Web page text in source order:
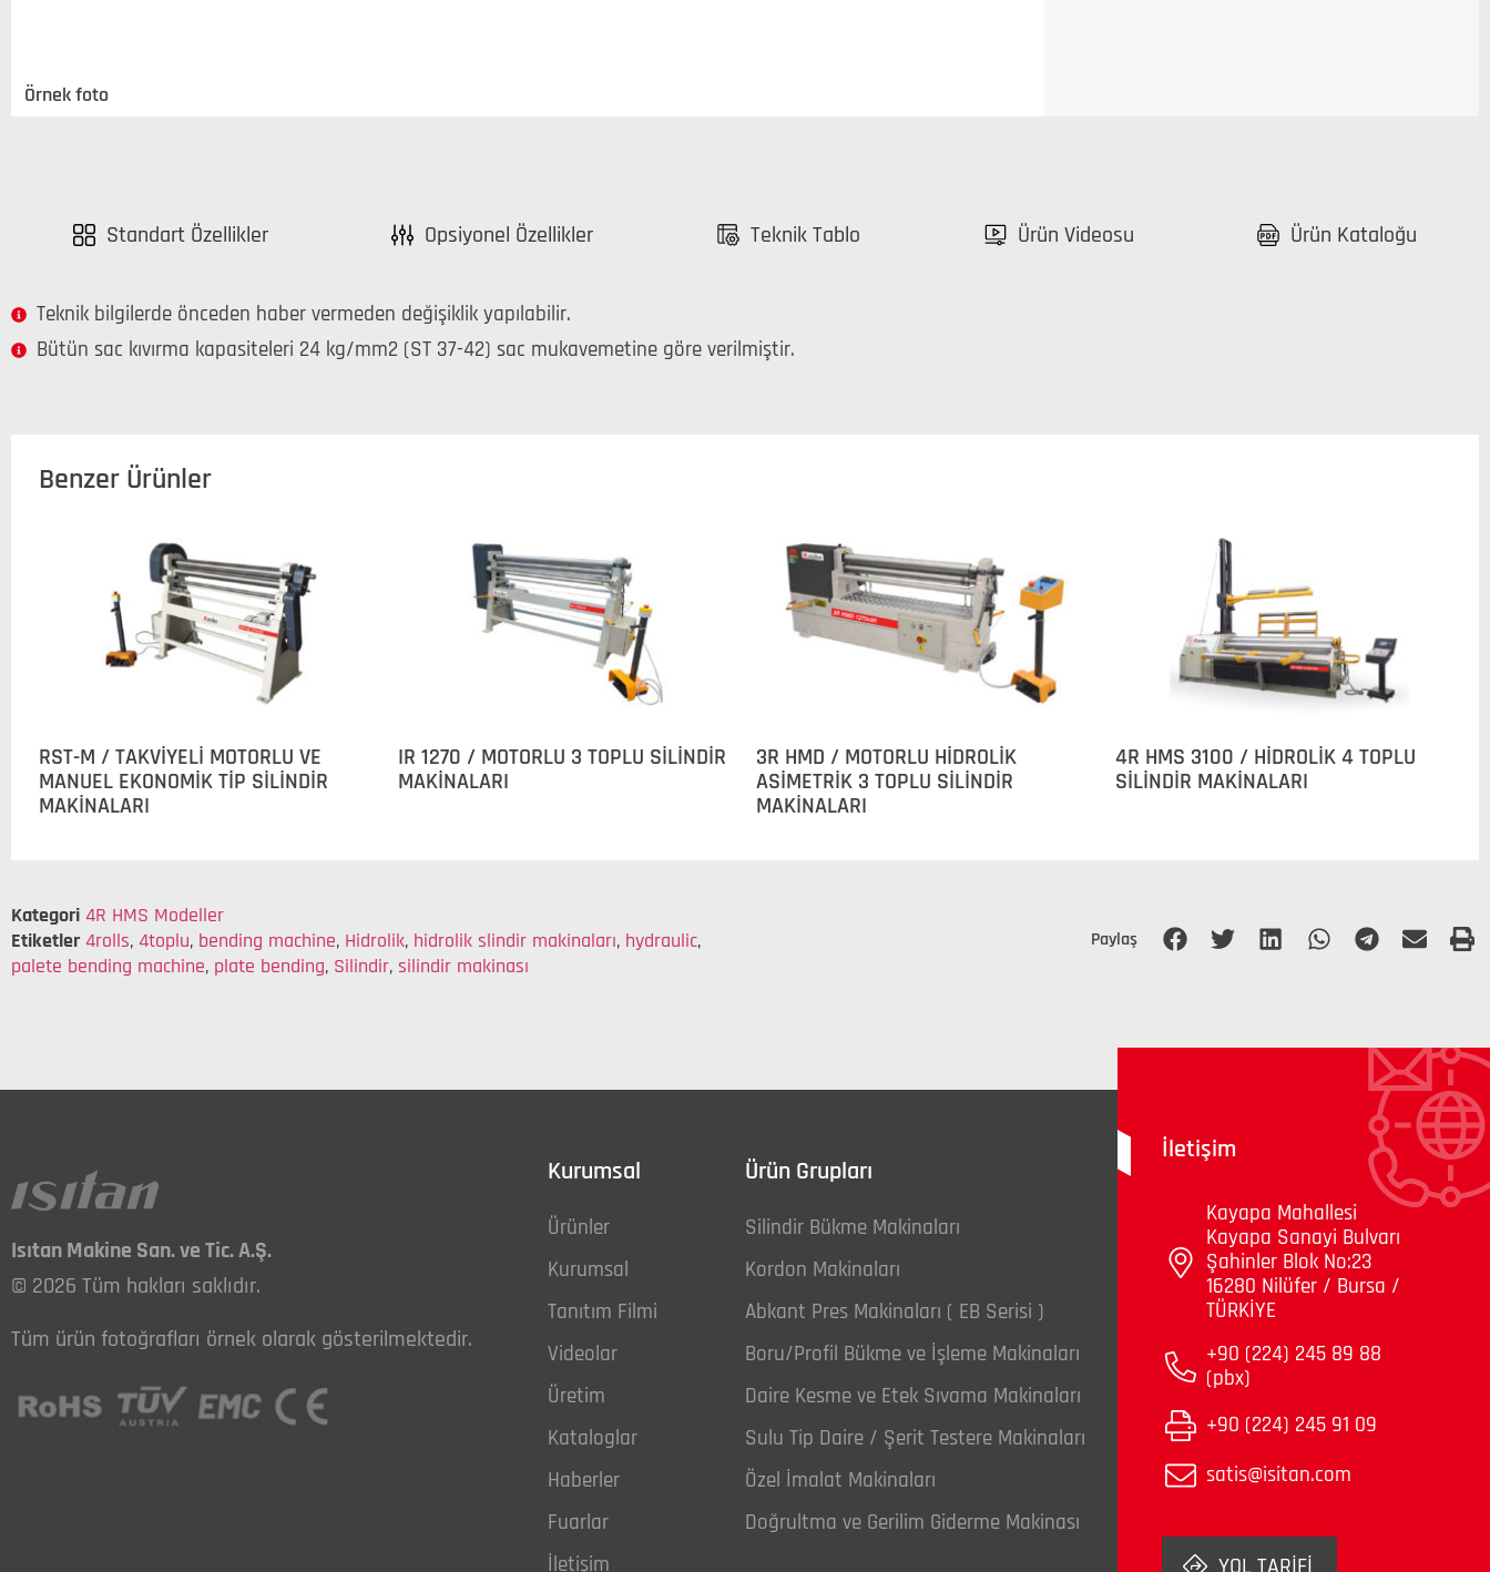
Örnek foto
Standart Özellikler Opsiyonel Özellikler Teknik Tablo Ürün Videosu Ürün Kataloğu
Teknik bilgilerde önceden haber vermeden değişiklik yapılabilir.
Bütün sac kıvırma kapasiteleri 24 kg/mm2 (ST 37-42) sac mukavemetine göre verilmiştir.
Benzer Ürünler
RST-M / TAKVİYELİ MOTORLU VE
MANUEL EKONOMİK TİP SİLİNDİR
MAKİNALARI
IR 1270 / MOTORLU 3 TOPLU SİLİNDİR
MAKİNALARI
3R HMD / MOTORLU HİDROLİK
ASİMETRİK 3 TOPLU SİLİNDİR
MAKİNALARI
4R HMS 3100 / HİDROLİK 4 TOPLU
SİLİNDİR MAKİNALARI
Kategori 4R HMS Modeller
Etiketler 4rolls, 4toplu, bending machine, Hidrolik, hidrolik slindir makinaları, hydraulic,
palete bending machine, plate bending, Silindir, silindir makinası
Paylaş
Isıtan Makine San. ve Tic. A.Ş.
© 2026 Tüm hakları saklıdır.
Tüm ürün fotoğrafları örnek olarak gösterilmektedir.
Kurumsal
Ürünler
Kurumsal
Tanıtım Filmi
Videolar
Üretim
Kataloglar
Haberler
Fuarlar
İletişim
Ürün Grupları
Silindir Bükme Makinaları
Kordon Makinaları
Abkant Pres Makinaları ( EB Serisi )
Boru/Profil Bükme ve İşleme Makinaları
Daire Kesme ve Etek Sıvama Makinaları
Sulu Tip Daire / Şerit Testere Makinaları
Özel İmalat Makinaları
Doğrultma ve Gerilim Giderme Makinası
İletişim
Kayapa Mahallesi
Kayapa Sanayi Bulvarı
Şahinler Blok No:23
16280 Nilüfer / Bursa /
TÜRKİYE
+90 (224) 245 89 88
(pbx)
+90 (224) 245 91 09
satis@isitan.com